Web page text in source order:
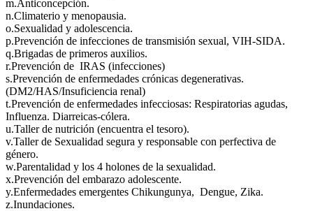
m.Anticoncepción.
n.Climaterio y menopausia.
o.Sexualidad y adolescencia.
p.Prevención de infecciones de transmisión sexual, VIH-SIDA.
q.Brigadas de primeros auxilios.
r.Prevención de IRAS (infecciones)
s.Prevención de enfermedades crónicas degenerativas.
(DM2/HAS/Insuficiencia renal)
t.Prevención de enfermedades infecciosas: Respiratorias agudas,
Influenza. Diarreicas-cólera.
u.Taller de nutrición (encuentra el tesoro).
v.Taller de Sexualidad segura y responsable con perfectiva de
género.
w.Parentalidad y los 4 holones de la sexualidad.
x.Prevención del embarazo adolescente.
y.Enfermedades emergentes Chikungunya, Dengue, Zika.
z.Inundaciones.